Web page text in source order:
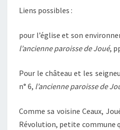
Liens possibles :
pour l’église et son
l’ancienne paroisse de Joué,
Pour le château et les
n° 6, l’ancienne paroisse de
Comme sa voisine Ceaux,
Révolution, petite commune